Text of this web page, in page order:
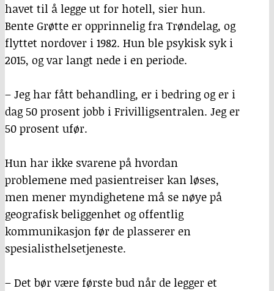
havet til å legge ut for hotell, sier hun.
Bente Grøtte er opprinnelig fra Trøndelag, og
flyttet nordover i 1982. Hun ble psykisk syk i
2015, og var langt nede i en periode.
– Jeg har fått behandling, er i bedring og er i
dag 50 prosent jobb i Frivilligsentralen. Jeg er
50 prosent ufør.
Hun har ikke svarene på hvordan
problemene med pasientreiser kan løses,
men mener myndighetene må se nøye på
geografisk beliggenhet og offentlig
kommunikasjon før de plasserer en
spesialisthelsetjeneste.
– Det bør være første bud når de legger et